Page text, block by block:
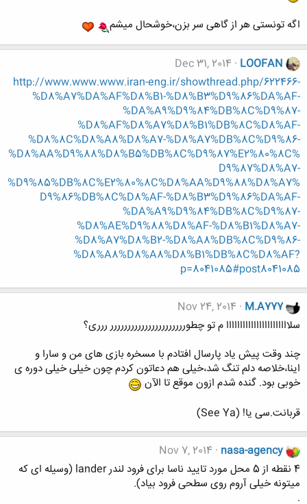
اگه تونستی هر از گاهی سر بزن،خوشحال میشم
LOOFAN
Dec 31, 2014
http://www.www.www.iran-eng.ir/showthread.php/622466-
%D8%A7%DA%AF%D8%B1-%D8%B3%D9%86%DA%AF-
%DA%A9%D9%84%DB%8C%D9%87-
%D8%AF%D8%A7%D8%B1%DB%8C%D8%AF-
%D8%8C%D8%A8%D8%A7-%D8%A7%DB%8C%D9%86-
%D8%AA%D9%88%D8%B5%DB%8C%D9%87%E2%80%8C%
D9%87%D8%A7-
%D9%85%DB%8C%E2%80%8C%D8%AA%D9%88%D8%A7%
D9%86%DB%8C%D8%AF-%D8%B3%D9%86%DA%AF-
%DA%A9%D9%84%DB%8C%D9%87-
%D8%AE%D9%88%D8%AF-%D8%B1%D8%A7-
%D8%A7%D8%B2-%D8%A8%DB%8C%D9%86-
%D8%A8%D8%A8%D8%B1%DB%8C%D8%AF?
p=8041085#post8041085
M.A777
Nov 24, 2014
سلااااااااااااااااااااااا م تو چطورررررررررررررررررررررر ررری؟
چند وقت پیش یاد پارسال افتادم با مسخره بازی های من و سارا و
اینا،خلاصه دلم تنگ شد،خیلی هم دعاتون کردم چون خیلی خیلی دوره ی
خوبی بود. گنده شدم ازون موقع تا الآن
قربانت.سی یا! (See Ya)
nasa-agency
Nov 7, 2014
4 نقطه از 5 محل مورد تایید ناسا برای فرود لندر lander (وسیله ای که
میتونه خیلی آروم روی سطحی فرود بیاد).
.